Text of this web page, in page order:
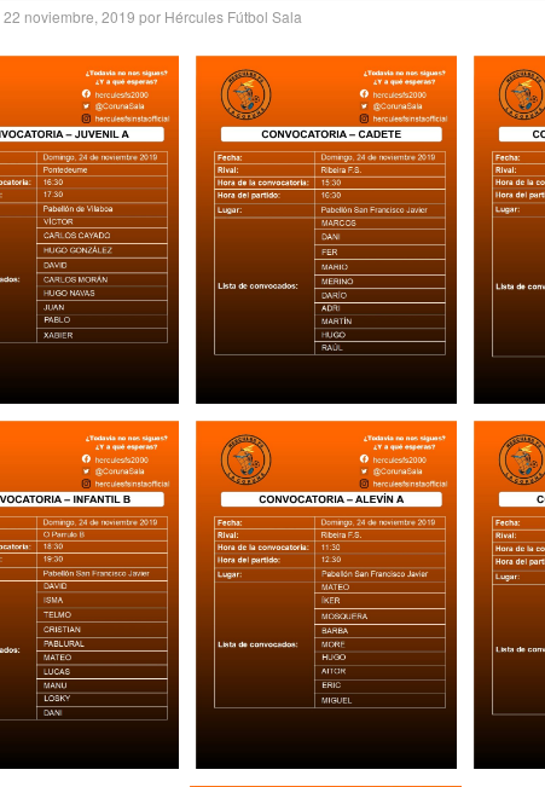
22 noviembre, 2019 por Hércules Fútbol Sala